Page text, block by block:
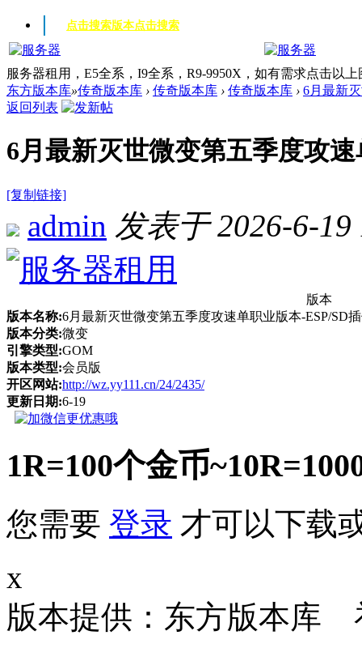
点击搜索版本点击搜索
服务器租用，E5全系，I9全系，R9-9950X，如有需求点击以
东方版本库»传奇版本库 › 传奇版本库 › 传奇版本库 › 6月最新
返回列表
6月最新灭世微变第五季度攻
[复制链接]
admin 发表于 2026-6-19
版本
版本名称:6月最新灭世微变第五季度攻速单职业版本-ESP/SD
版本分类:微变
引擎类型:GOM
版本类型:会员版
开区网站:http://wz.yy111.cn/24/2435/
更新日期:6-19
1R=100个金币
您需要 登录 才可以下载
x
版本提供：东方版本